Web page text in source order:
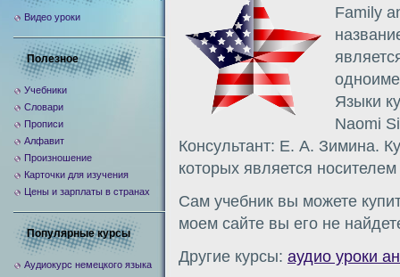
Family
Языки
Naomi
Консультант: Е. А. Зимина.
которых является
Сам учебник вы можете
моем сайте вы его не
Другие курсы: аудио уроки
Видео уроки
Полезное
Учебники
Словари
Прописи
Алфавит
Произношение
Карточки для изучения
Цены и зарплаты в странах
Популярные курсы
Аудиокурс немецкого языка